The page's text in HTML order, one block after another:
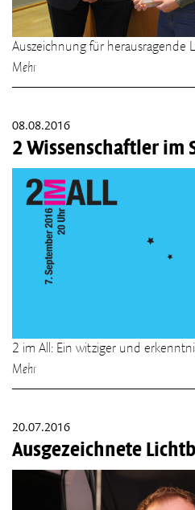
Auszeichnung für herausragende
Mehr
08.08.2016
2 Wissenschaftler im
2 im All: Ein witziger und
Mehr
20.07.2016
Ausgezeichnete